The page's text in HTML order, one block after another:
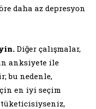
daha az depresyon
Diğer çalışmalar,
anksiyete ile
bu nedenle,
en iyi seçim